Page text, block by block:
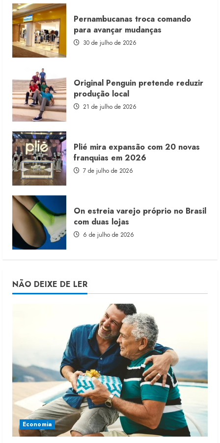
Morena
Rosa
lança
franquia
com
estoque
consignado
Pernambucanas troca comando
para avançar mudanças
30 de julho de 2026
Original Penguin pretende reduzir
produção local
21 de julho de 2026
Plié mira expansão com 20 novas
franquias em 2026
7 de julho de 2026
On estreia varejo próprio no Brasil
com duas lojas
6 de julho de 2026
NÃO DEIXE DE LER
Economia